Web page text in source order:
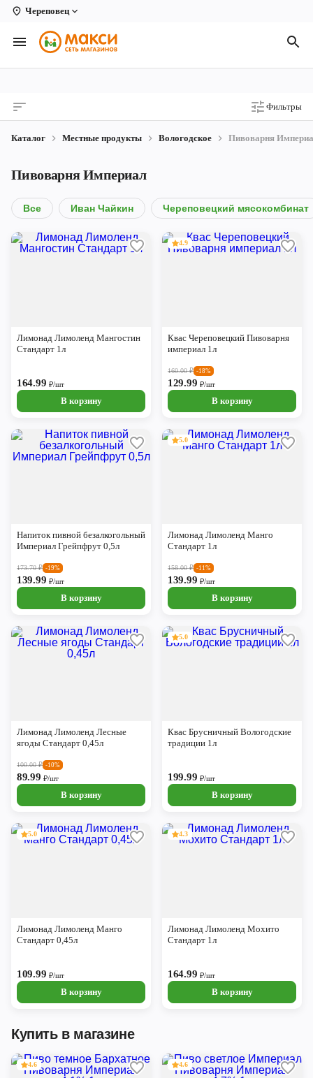
Череповец
Вологда
Архангельск
Киров
Коряжма
Котлас
Новодвинск
Ярославль
Фильтры
Каталог Местные продукты Вологодское Пивоварня
Пивоварня Империал
Все Иван Чайкин Череповецкий мясокомбинат
Лимонад Лимоленд Мангостин
Стандарт 1л
164.99 ₽/шт
В корзину
4.9
Квас Череповецкий Пивоварня
империал 1л
160.00₽ -18%
129.99 ₽/шт
В корзину
Напиток пивной безалкогольный
Империал Грейпфрут 0,5л
173.70₽ -19%
139.99 ₽/шт
В корзину
5.0
Лимонад Лимоленд Манго
Стандарт 1л
158.00₽ -11%
139.99 ₽/шт
В корзину
Лимонад Лимоленд Лесные
ягоды Стандарт 0,45л
100.00₽ -10%
89.99₽/шт
В корзину
5.0
Квас Брусничный Вологодские
традиции 1л
199.99 ₽/шт
В корзину
5.0
Лимонад Лимоленд Манго
Стандарт 0,45л
109.99 ₽/шт
В корзину
4.3
Лимонад Лимоленд Мохито
Стандарт 1л
164.99 ₽/шт
В корзину
Купить в магазине
4.6 4.6